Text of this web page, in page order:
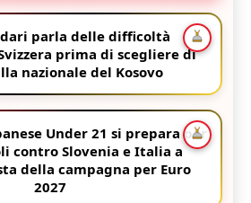
parla delle difficoltà
prima di scegliere di
nazionale del Kosovo
Under 21 si prepara per
contro Slovenia e Italia a
della campagna per Euro
2027